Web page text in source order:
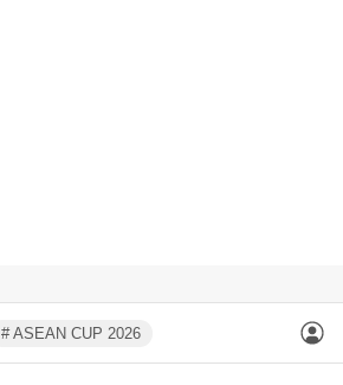
# ASEAN CUP 2026